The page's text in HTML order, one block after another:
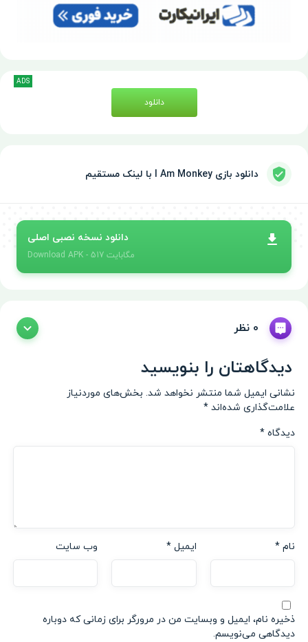
دانلود
ADS
دانلود بازی I Am Monkey با لینک مستقیم
دانلود نسخه نصبی اصلی
Download APK - 517 مگابایت
0 نظر
دیدگاهتان را بنویسید
نشانی ایمیل شما منتشر نخواهد شد. بخش‌های موردنیاز
علامت‌گذاری شده‌اند *
دیدگاه *
نام * ایمیل* وب‌ سایت
ذخیره نام، ایمیل و وبسایت من در مرورگر برای زمانی که دوباره
دیدگاهی می‌نویسم.